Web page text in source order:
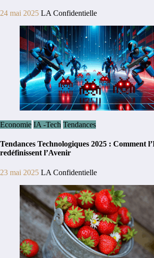
24 mai 2025 LA Confidentielle
Economie IA -Tech Tendances
Tendances Technologiques 2025 : Comment
redéfinissent l’Avenir
23 mai 2025 LA Confidentielle